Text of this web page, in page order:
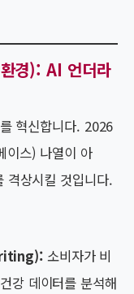
경): AI 언더라
혁신합니다. 2026
이스) 나열이 아
격상시킬 것입니다.
소비자가 비
강 데이터를 분석해